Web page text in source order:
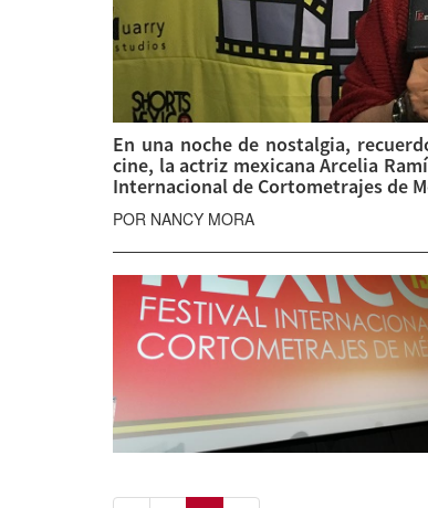
En una noche de nostalgia,
cine, la actriz mexicana Arcelia
Internacional de Cortometrajes de
POR NANCY MORA